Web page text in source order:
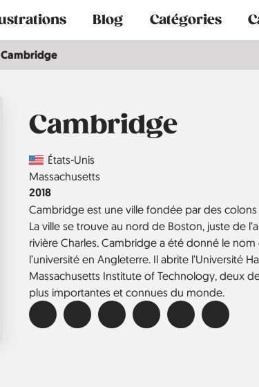
Blog Catégories
Cambridge
Cambridge
CountryÉtats-Unis
Région
Massachusetts
Année
2018
Cambridge est une ville fondée par des colons
La ville se trouve au nord de Boston, juste de
rivière Charles. Cambridge a été donné le nom
l’université en Angleterre. Il abrite l’Université
Massachusetts Institute of Technology, deux
plus importantes et connues du monde.